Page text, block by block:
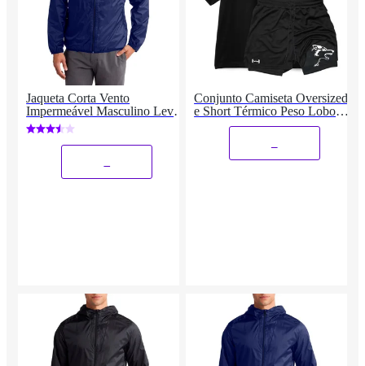
Jaqueta Corta Vento
Impermeável Masculino Leve
e Confortável Estilo Casual
Siri
Conjunto Camiseta Oversized
e Short Térmico Peso Lobo
Masculino